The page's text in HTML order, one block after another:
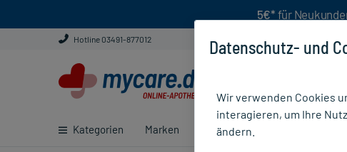
5€* für
Hotline 03491-877012
Kategorien Marken Ratgeber
Datenschutz- und
Wir verwenden Cookies
interagieren, um Ihre
ändern.